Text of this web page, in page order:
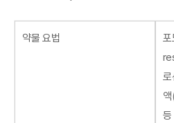
약물 요법 포
로
액
등